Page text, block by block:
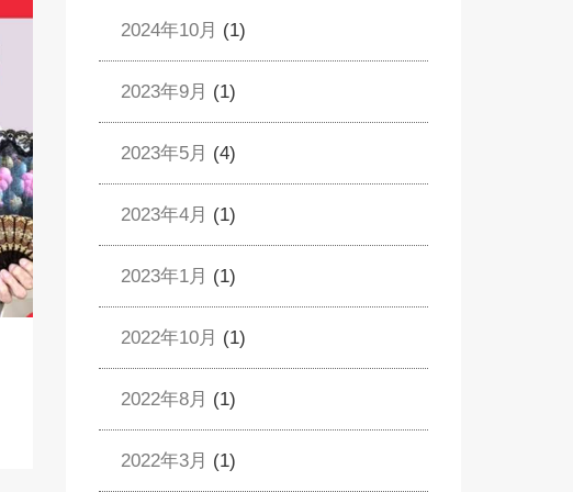
2024年10月 (1)
2023年9月 (1)
2023年5月 (4)
2023年4月 (1)
2023年1月 (1)
2022年10月 (1)
2022年8月 (1)
2022年3月 (1)